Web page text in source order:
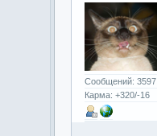
Сообщений: 3597
Карма: +320/-16